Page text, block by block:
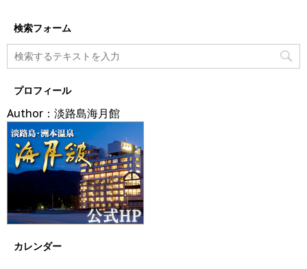
検索フォーム
プロフィール
Author：淡路島海月館
カレンダー